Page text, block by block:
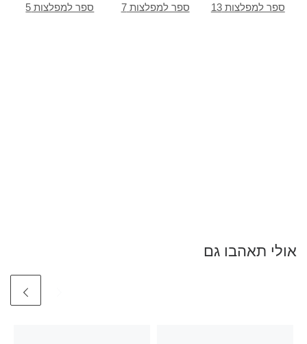
ספר למפלצות 5
ספר למפלצות 7
ספר למפלצות 13
אולי תאהבו גם